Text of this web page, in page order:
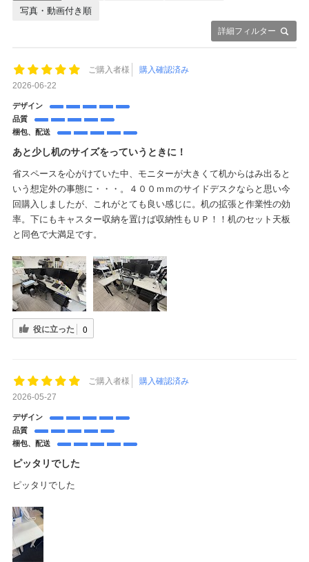
詳細フィルター
写真・動画付き順
ご購入者様
購入確認済み
2026-06-22
デザイン
品質
梱包、配送
あと少し机のサイズをっていうときに！
省スペースを心がけていた中、モニターが大きくて机からはみ出ると
いう想定外の事態に・・・。４００ｍｍのサイドデスクならと思い今
回購入しましたが、これがとても良い感じに。机の拡張と作業性の効
率。下にもキャスター収納を置けば収納性もＵＰ！！机のセット天板
と同色で大満足です。
役に立った 0
ご購入者様
購入確認済み
2026-05-27
デザイン
品質
梱包、配送
ピッタリでした
ピッタリでした